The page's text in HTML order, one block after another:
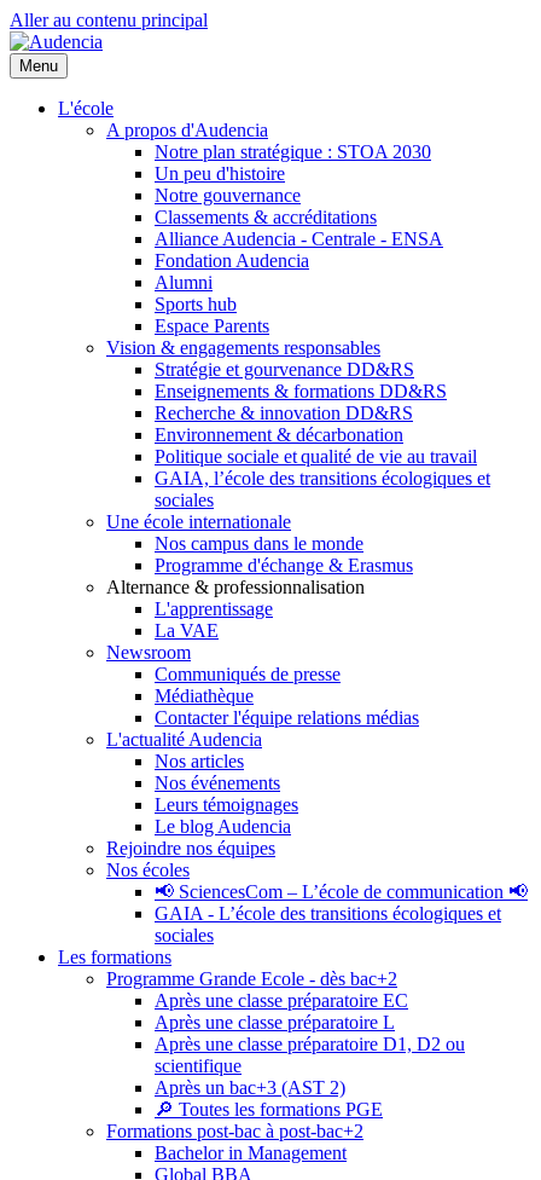
Aller au contenu principal
Menu
L'école
A propos d'Audencia
Notre plan stratégique : STOA 2030
Un peu d'histoire
Notre gouvernance
Classements & accréditations
Alliance Audencia - Centrale - ENSA
Fondation Audencia
Alumni
Sports hub
Espace Parents
Vision & engagements responsables
Stratégie et gourvenance DD&RS
Enseignements & formations DD&RS
Recherche & innovation DD&RS
Environnement & décarbonation
Politique sociale et qualité de vie au travail
GAIA, l’école des transitions écologiques et
sociales
Une école internationale
Nos campus dans le monde
Programme d'échange & Erasmus
Alternance & professionnalisation
L'apprentissage
La VAE
Newsroom
Communiqués de presse
Médiathèque
Contacter l'équipe relations médias
L'actualité Audencia
Nos articles
Nos événements
Leurs témoignages
Le blog Audencia
Rejoindre nos équipes
Nos écoles
📢 SciencesCom – L’école de communication 📢
GAIA - L’école des transitions écologiques et
sociales
Les formations
Programme Grande Ecole - dès bac+2
Après une classe préparatoire EC
Après une classe préparatoire L
Après une classe préparatoire D1, D2 ou
scientifique
Après un bac+3 (AST 2)
🔎 Toutes les formations PGE
Formations post-bac à post-bac+2
Bachelor in Management
Global BBA